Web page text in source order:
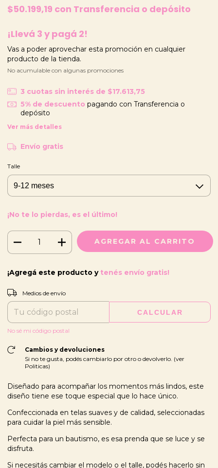
$50.199,19 con Transferencia o depósito
¡Llevá 3 y pagá 2!
Vas a poder aprovechar esta promoción en cualquier
producto de la tienda.
No acumulable con algunas promociones
3 cuotas sin interés de $17.613,75
5% de descuento pagando con Transferencia o
depósito
Ver más detalles
Envío gratis
Talle
¡No te lo pierdas, es el último!
¡Agregá este producto y tenés envío gratis!
Entregas para el CP:
Medios de envío
CALCULAR
No sé mi código postal
Cambios y devoluciones
Si no te gusta, podés cambiarlo por otro o devolverlo. (ver
Politicas)
Diseñado para acompañar los momentos más lindos, este
diseño tiene ese toque especial que lo hace único.
Confeccionada en telas suaves y de calidad, seleccionadas
para cuidar la piel más sensible.
Perfecta para un bautismo, es esa prenda que se luce y se
disfruta.
Si necesitás cambiar el modelo o el talle, podés hacerlo sin